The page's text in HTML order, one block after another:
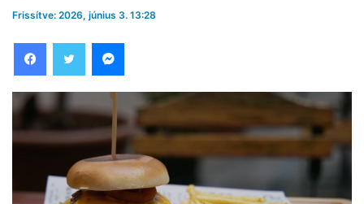
Frissítve: 2026, június 3. 13:28